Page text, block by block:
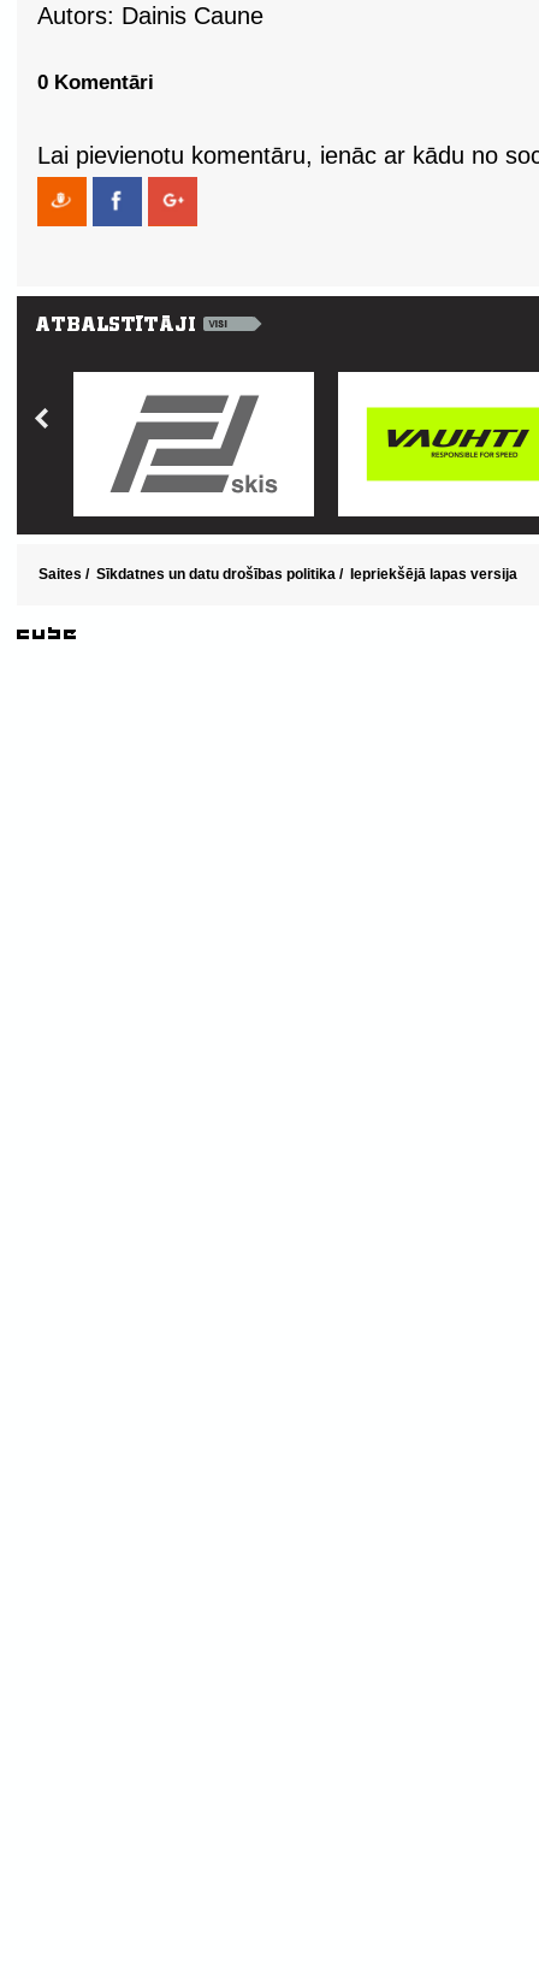
Autors: Dainis Caune
0 Komentāri
Lai pievienotu komentāru, ienāc ar kādu no
Saites / Sīkdatnes un datu drošības politika / Iepriekšējā lapas versija